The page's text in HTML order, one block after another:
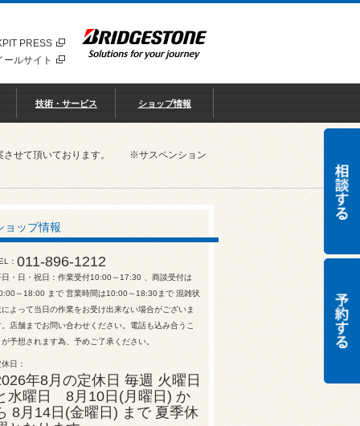
PRESS
ルサイト
技術・サービス ショップ情報
案させて頂いております。 ※サスペンション
ョップ情報
011-896-1212
日・日・祝日：作業受付10:00～17:30 、商談受付は
～18:00 まで 営業時間は10:00～18:30まで 混雑状
によって当日の作業をお受け出来ない場合がございま
。店舗までお問い合わせください。電話も込み合うこ
が予想されます為、予めご了承ください。
日
年8月の定休日 毎週 火曜日
水曜日 8月10日(月曜日) か
8月14日(金曜日) まで 夏季休